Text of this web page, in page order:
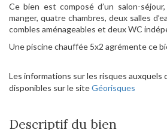
Ce bien est composé d’un salon-
manger, quatre chambres, deux salles
combles aménageables et deux WC
Une piscine chauffée 5x2 agrémente ce
Les informations sur les risques auxquels
disponibles sur le siteGéorisques
Descriptif du bien